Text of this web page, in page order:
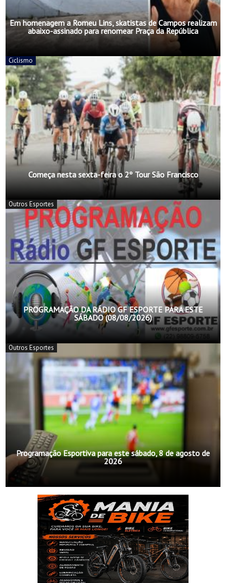
Em homenagem a Romeu Lins, skatistas de Campos realizam
abaixo-assinado para renomear Praça da República
Ciclismo
Começa nesta sexta-feira o 2º Tour São Francisco
Outros Esportes
PROGRAMAÇÃO DA RÁDIO GF ESPORTE PARA ESTE
SÁBADO (08/08/2026)
Outros Esportes
Programação Esportiva para este sábado, 8 de agosto de
2026